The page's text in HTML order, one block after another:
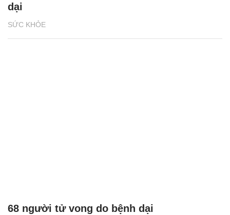
SỨC KHỎE
dại
68 người tử vong do bệnh dại